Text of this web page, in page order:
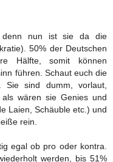
denn nun ist sie da die
50% der Deutschen
Hälfte, somit können
führen. Schaut euch die
Sie sind dumm, vorlaut,
wären sie Genies und
Laien, Schäuble etc.) und
rein.
egal ob pro oder kontra.
werden, bis 51%